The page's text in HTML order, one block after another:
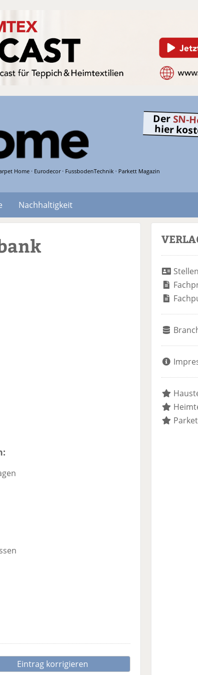
Home · Eurodecor · FussbodenTechnik · Parkett Magazin
Der SN-
hier
Nachhaltigkeit
Eintrag korrigieren